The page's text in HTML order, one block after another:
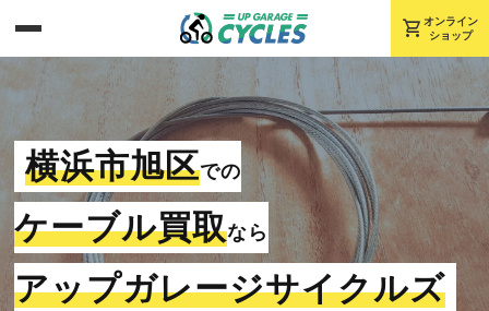
shopping_cart オンライン
ショップ
横浜市旭区での
ケーブル買取なら
アップガレージサイクルズ